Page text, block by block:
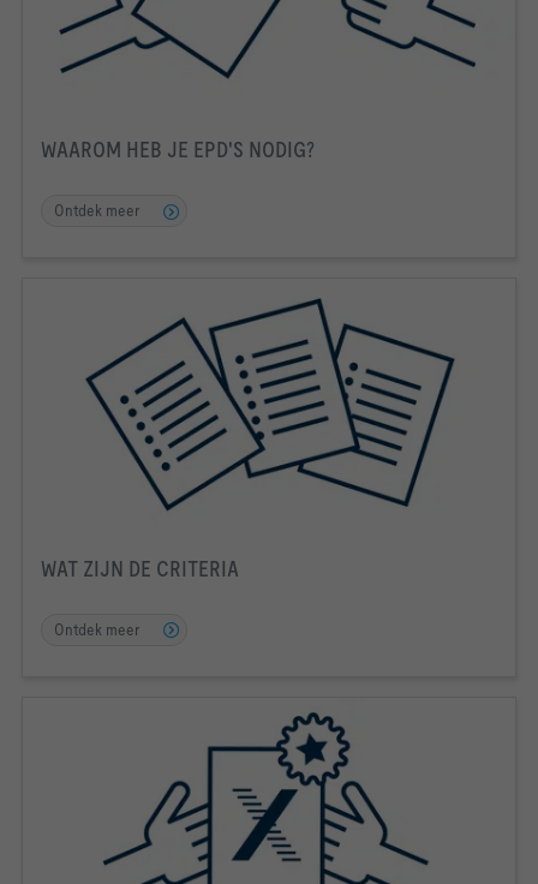
WAAROM HEB JE EPD'S NODIG?
Ontdek meer
WAT ZIJN DE CRITERIA
Ontdek meer